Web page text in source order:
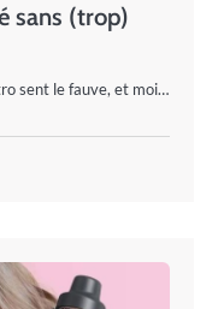
sans (trop)
sent le fauve, et moi…